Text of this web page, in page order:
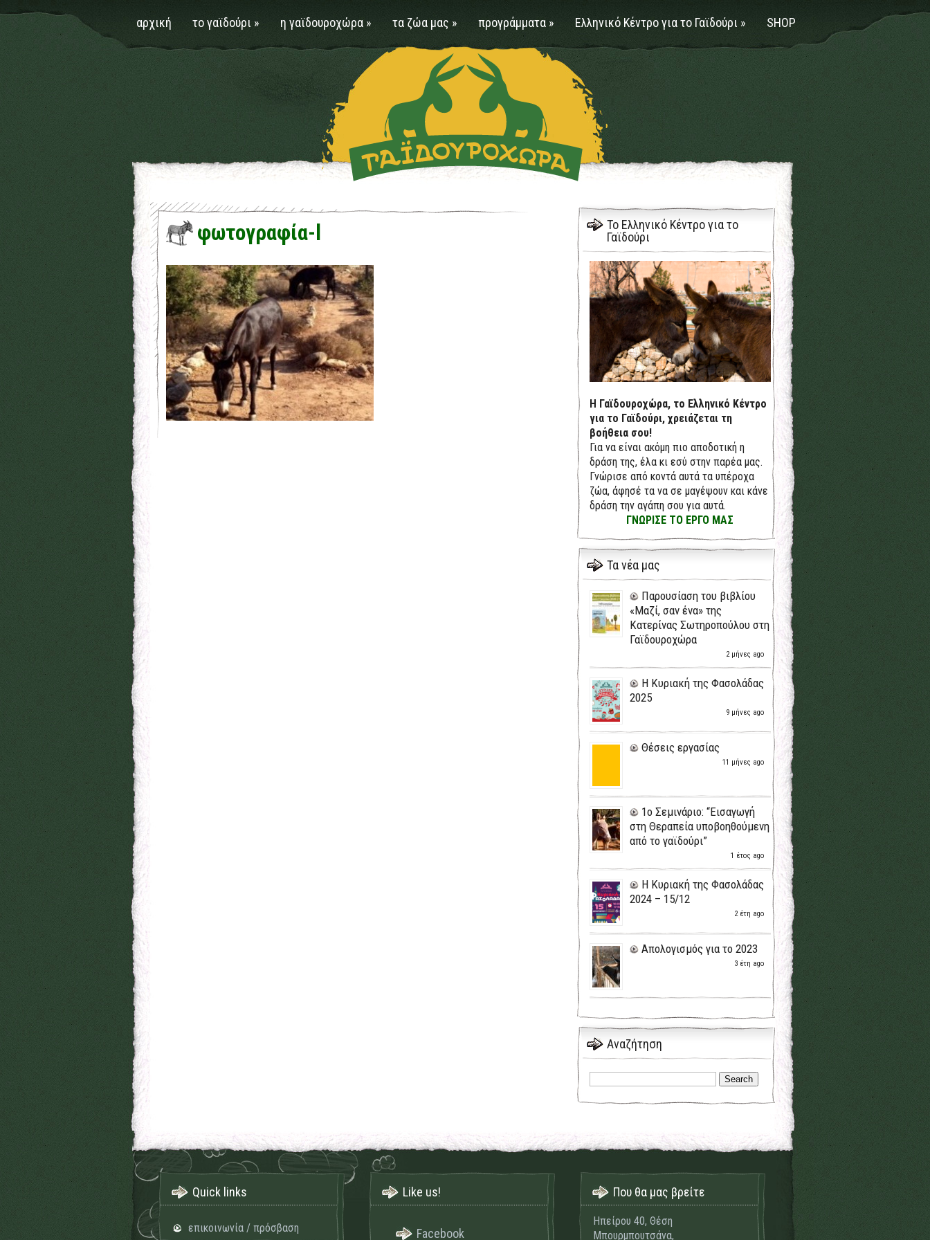
αρχική το γαϊδούρι » η γαϊδουροχώρα» τα ζώα μας » προγράμματα» Ελληνικό Κέντρο για το Γαϊδούρι » SHOP
φωτογραφία-l
Το Ελληνικό Κέντρο για το
Γαϊδούρι
Η Γαϊδουροχώρα, το Ελληνικό Κέντρο
για το Γαϊδούρι, χρειάζεται τη
βοήθεια σου!
Για να είναι ακόμη πιο αποδοτική η
δράση της, έλα κι εσύ στην παρέα μας.
Γνώρισε από κοντά αυτά τα υπέροχα
ζώα, άφησέ τα να σε μαγέψουν και κάνε
δράση την αγάπη σου για αυτά.
ΓΝΩΡΙΣΕ ΤΟ ΕΡΓΟ ΜΑΣ
Τα νέα μας
Παρουσίαση του βιβλίου
«Μαζί, σαν ένα» της
Κατερίνας Σωτηροπούλου στη
Γαϊδουροχώρα
2 μήνες ago
H Κυριακή της Φασολάδας
2025
9 μήνες ago
Θέσεις εργασίας
11 μήνες ago
1ο Σεμινάριο: “Εισαγωγή
στη Θεραπεία υποβοηθούμενη
από το γαϊδούρι”
1 έτος ago
H Κυριακή της Φασολάδας
2024 – 15/12
2 έτη ago
Απολογισμός για το 2023
3 έτη ago
Αναζήτηση
Quick links
επικοινωνία / πρόσβαση
Like us!
Facebook
Που θα μας βρείτε
Ηπείρου 40, Θέση
Μπουρμπουτσάνα,